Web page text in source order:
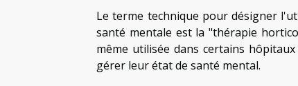
Le terme technique pour désigner
santé mentale est la "thérapie
même utilisée dans certains
gérer leur état de santé mental.